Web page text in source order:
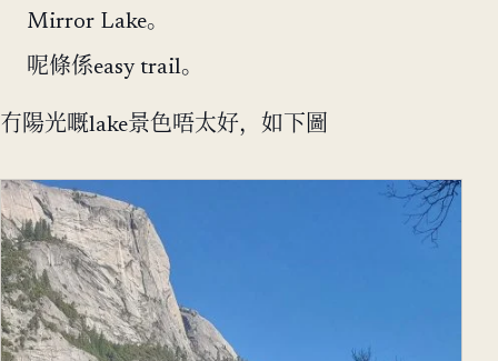
Mirror Lake。
呢條係easy trail。
冇陽光嘅lake景色唔太好，如下圖